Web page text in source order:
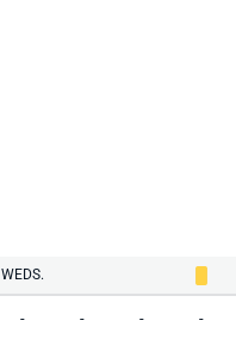
WEDS.
- - - -